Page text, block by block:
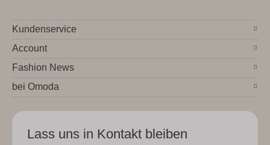
Kundenservice
Account
Fashion News
bei Omoda
Lass uns in Kontakt bleiben